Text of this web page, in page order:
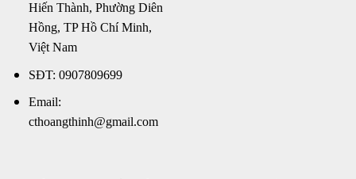
Hiến Thành, Phường Diên
Hồng, TP Hồ Chí Minh,
Việt Nam
SĐT: 0907809699
Email:
cthoangthinh@gmail.com